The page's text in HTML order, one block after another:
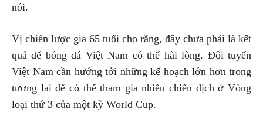
nói.
Vị chiến lược gia 65 tuổi cho rằng, đây chưa phải là kết
quả để bóng đá Việt Nam có thể hài lòng. Đội tuyển
Việt Nam cần hướng tới những kế hoạch lớn hơn trong
tương lai để có thể tham gia nhiều chiến dịch ở Vòng
loại thứ 3 của một kỳ World Cup.